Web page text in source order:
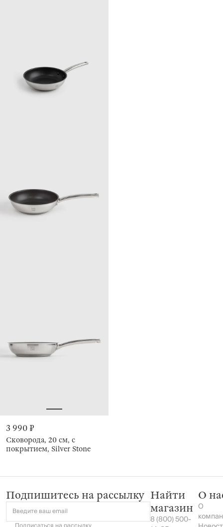
3 990 ₽
Сковорода, 20 см, с
покрытием, Silver Stone
Подпишитесь на рассылку
Введите ваш email
Найти
магазин
8 (800) 500-
О
О